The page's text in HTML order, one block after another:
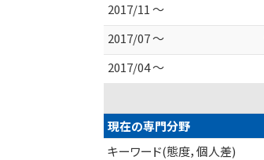
2017/11 ～
2017/07 ～
2017/04 ～
現在の専門分野
キーワード(態度，個人差)